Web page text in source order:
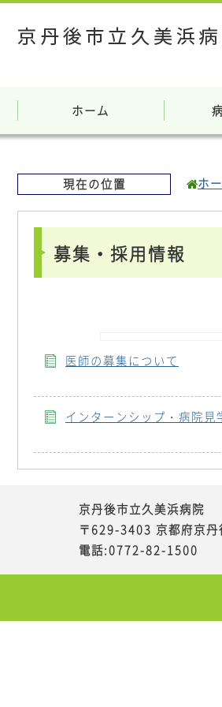
ホーム
現在の位置 ホ
募集・採用情報
医師の募集について
インターンシップ・病院見
京丹後市立久美浜病院
〒629-3403 京都府京
電話:0772-82-1500